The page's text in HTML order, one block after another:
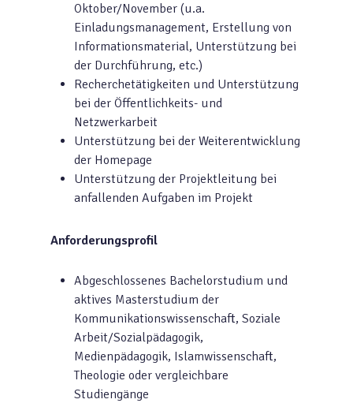
Oktober/November (u.a.
Einladungsmanagement, Erstellung von
Informationsmaterial, Unterstützung bei
der Durchführung, etc.)
Recherchetätigkeiten und Unterstützung
bei der Öffentlichkeits- und
Netzwerkarbeit
Unterstützung bei der Weiterentwicklung
der Homepage
Unterstützung der Projektleitung bei
anfallenden Aufgaben im Projekt
Anforderungsprofil
Abgeschlossenes Bachelorstudium und
aktives Masterstudium der
Kommunikationswissenschaft, Soziale
Arbeit/Sozialpädagogik,
Medienpädagogik, Islamwissenschaft,
Theologie oder vergleichbare
Studiengänge